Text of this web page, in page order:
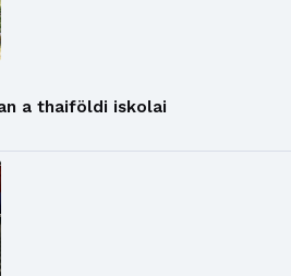
a thaiföldi iskolai